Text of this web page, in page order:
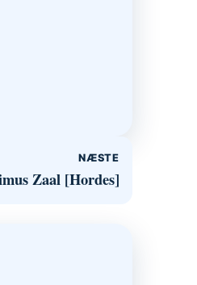
NÆSTE
Zaal [Hordes]